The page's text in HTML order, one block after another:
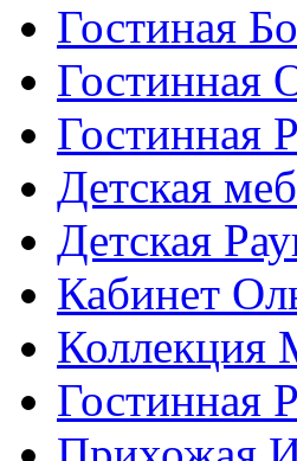
Гостиная
Гостинная
Гостинная
Детская
Детская
Кабинет
Гостинная